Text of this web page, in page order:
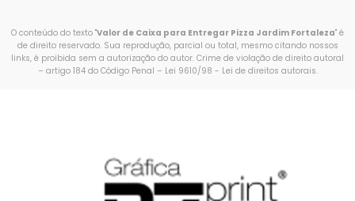
O conteúdo do texto "Valor de Caixa para Entregar Pizza Jardim Fortaleza" é
de direito reservado. Sua reprodução, parcial ou total, mesmo citando nossos
links, é proibida sem a autorização do autor. Crime de violação de direito autoral
– artigo 184 do Código Penal – Lei 9610/98 - Lei de direitos autorais.